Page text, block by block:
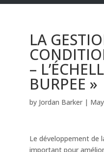
LA
–
BURPEE »
by Jordan Barker|
Le développement de
important pour